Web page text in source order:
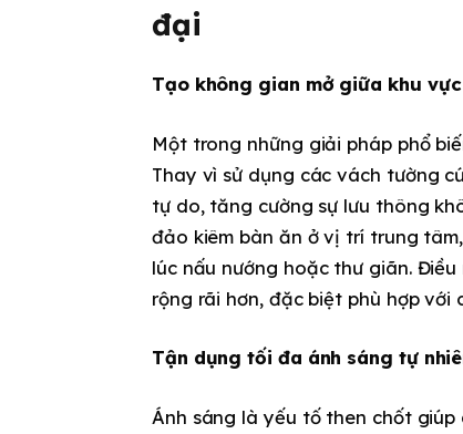
đại
Tạo không gian mở giữa khu
Một trong những giải pháp phổ
Thay vì sử dụng các vách tường
tự do, tăng cường sự lưu thông
đảo kiêm bàn ăn ở vị trí trung
lúc nấu nướng hoặc thư giãn.
rộng rãi hơn, đặc biệt phù hợp với
Tận dụng tối đa ánh sáng tự
Ánh sáng là yếu tố then chốt